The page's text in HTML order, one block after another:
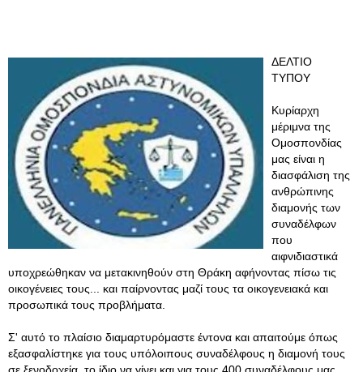
ΔΕΛΤΙΟ
ΤΥΠΟΥ
Κυρίαρχη
μέριμνα της
Ομοσπονδίας
μας είναι η
διασφάλιση της
ανθρώπινης
διαμονής των
συναδέλφων
που
αιφνιδιαστικά
υποχρεώθηκαν να μετακινηθούν στη Θράκη αφήνοντας πίσω τις
οικογένειες τους... και παίρνοντας μαζί τους τα οικογενειακά και
προσωπικά τους προβλήματα.
Σ' αυτό το πλαίσιο διαμαρτυρόμαστε έντονα και απαιτούμε όπως
εξασφαλίστηκε για τους υπόλοιπους συναδέλφους η διαμονή τους